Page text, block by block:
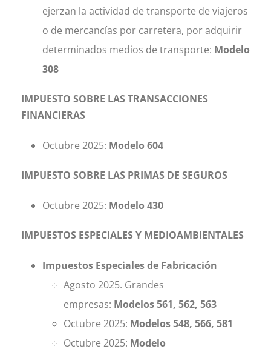
ejerzan la actividad de transporte de viajeros
o de mercancías por carretera, por adquirir
determinados medios de transporte: Modelo
308
IMPUESTO SOBRE LAS TRANSACCIONES
FINANCIERAS
Octubre 2025: Modelo 604
IMPUESTO SOBRE LAS PRIMAS DE SEGUROS
Octubre 2025: Modelo 430
IMPUESTOS ESPECIALES Y MEDIOAMBIENTALES
Impuestos Especiales de Fabricación
Agosto 2025. Grandes
empresas: Modelos 561, 562, 563
Octubre 2025: Modelos 548, 566, 581
Octubre 2025: Modelo